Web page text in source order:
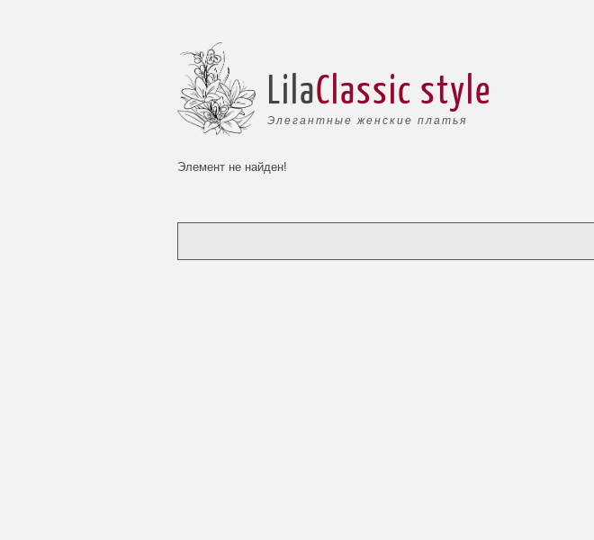
Элегантные женские платья
LilaClassic style
Элемент не найден!